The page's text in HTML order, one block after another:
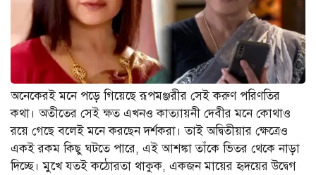
অনেকেরই মনে পড়ে গিয়েছে রূপমঞ্জরীর সেই করুণ পরিণতির
কথা। অতীতের সেই ক্ষত এখনও কাত্যায়নী দেবীর মনে কোথাও
রয়ে গেছে বলেই মনে করছেন দর্শকরা। তাই অদ্বিতীয়ার ক্ষেত্রেও
একই রকম কিছু ঘটতে পারে, এই আশঙ্কা তাঁকে ভিতর থেকে নাড়া
দিচ্ছে। মুখে যতই কঠোরতা থাকুক, একজন মায়ের হৃদয়ের উদ্বেগ